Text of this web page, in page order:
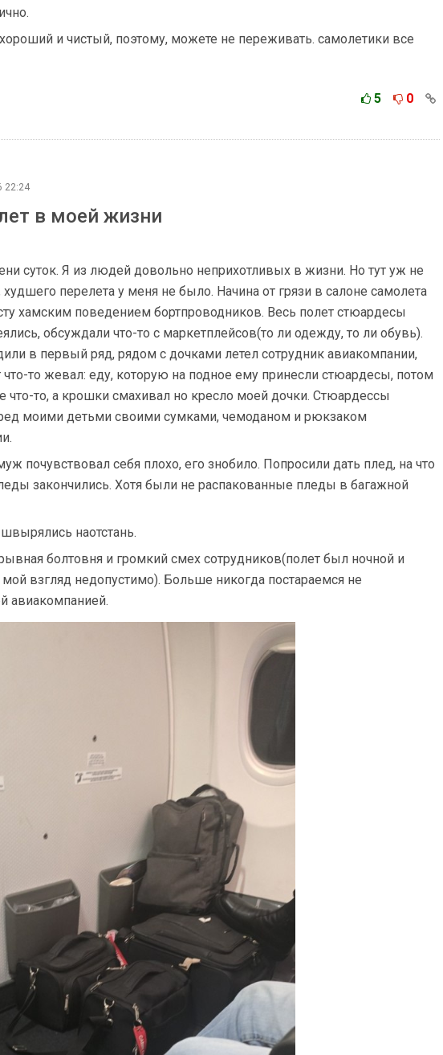
и чистый, поэтому, можете не переживать. самолетики все
5 0
22:24
в моей жизни
суток. Я из людей довольно неприхотливых в жизни. Но тут уж не
перелета у меня не было. Начина от грязи в салоне самолета
хамским поведением бортпроводников. Весь полет стюардесы
обсуждали что-то с маркетплейсов(то ли одежду, то ли обувь).
в первый ряд, рядом с дочками летел сотрудник авиакомпании,
то жевал: еду, которую на подное ему принесли стюардесы, потом
что-то, а крошки смахивал но кресло моей дочки. Стюардессы
моими детьми своими сумками, чемоданом и рюкзаком
почувствовал себя плохо, его знобило. Попросили дать плед, на что
закончились. Хотя были не распакованные пледы в багажной
наотстань.
болтовня и громкий смех сотрудников(полет был ночной и
взгляд недопустимо). Больше никогда постараемся не
авиакомпанией.